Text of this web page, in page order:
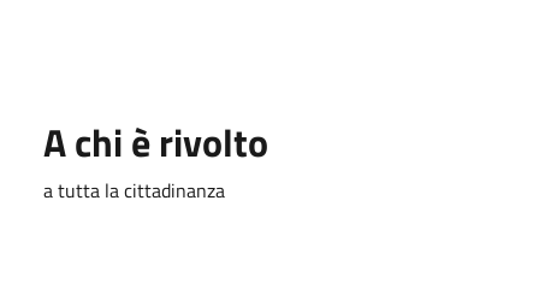
A chi è rivolto
a tutta la cittadinanza